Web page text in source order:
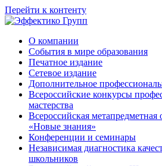
Перейти к контенту
О компании
События в мире образования
Печатное издание
Сетевое издание
Дополнительное
Всероссийские конкурсы
мастерства
Всероссийская
«Новые знания»
Конференции и семинары
Независимая диагностика
школьников